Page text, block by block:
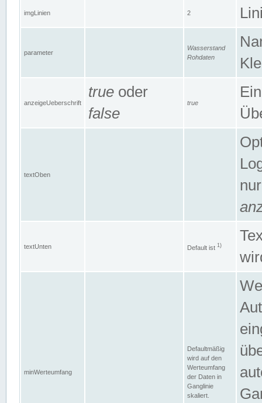
imgLinien 2
parameter
Wasserstand
Rohdaten
anzeigeUeberschrift
true oder
false
true
textOben
textUnten Default ist 1)
minWerteumfang
Defaultmäßig
wird auf den
Werteumfang
der Daten in
Ganglinie
skaliert.